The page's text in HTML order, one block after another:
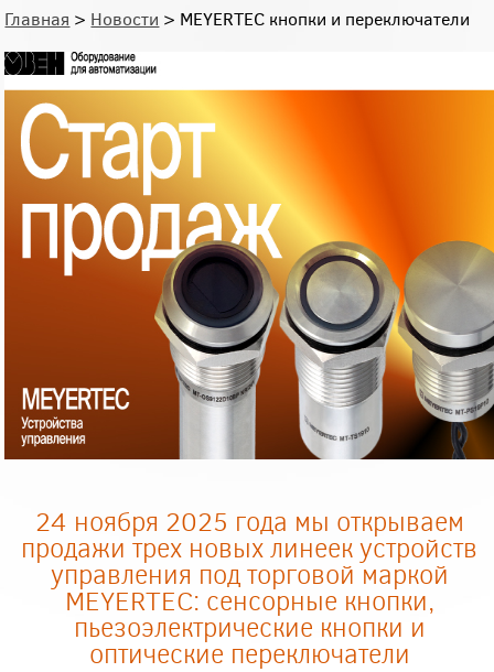
Главная > Новости > MEYERTEC кнопки и переключатели
24 ноября 2025 года мы открываем
продажи трех новых линеек устройств
управления под торговой маркой
MEYERTEC: сенсорные кнопки,
пьезоэлектрические кнопки и
оптические переключатели